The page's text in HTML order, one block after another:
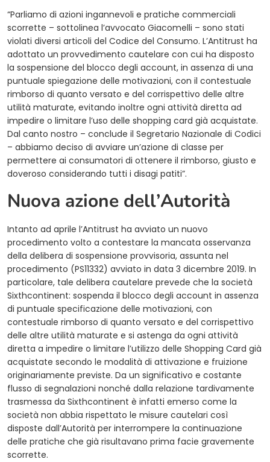
“Parliamo di azioni ingannevoli e pratiche commerciali
scorrette – sottolinea l’avvocato Giacomelli – sono stati
violati diversi articoli del Codice del Consumo. L’Antitrust ha
adottato un provvedimento cautelare con cui ha disposto
la sospensione del blocco degli account, in assenza di una
puntuale spiegazione delle motivazioni, con il contestuale
rimborso di quanto versato e del corrispettivo delle altre
utilità maturate, evitando inoltre ogni attività diretta ad
impedire o limitare l’uso delle shopping card già acquistate.
Dal canto nostro – conclude il Segretario Nazionale di Codici
– abbiamo deciso di avviare un’azione di classe per
permettere ai consumatori di ottenere il rimborso, giusto e
doveroso considerando tutti i disagi patiti”.
Nuova azione dell’Autorità
Intanto ad aprile l’Antitrust ha avviato un nuovo
procedimento volto a contestare la mancata osservanza
della delibera di sospensione provvisoria, assunta nel
procedimento (PS11332) avviato in data 3 dicembre 2019. In
particolare, tale delibera cautelare prevede che la società
Sixthcontinent: sospenda il blocco degli account in assenza
di puntuale specificazione delle motivazioni, con
contestuale rimborso di quanto versato e del corrispettivo
delle altre utilità maturate e si astenga da ogni attività
diretta a impedire o limitare l’utilizzo delle Shopping Card già
acquistate secondo le modalità di attivazione e fruizione
originariamente previste. Da un significativo e costante
flusso di segnalazioni nonché dalla relazione tardivamente
trasmessa da Sixthcontinent è infatti emerso come la
società non abbia rispettato le misure cautelari così
disposte dall’Autorità per interrompere la continuazione
delle pratiche che già risultavano prima facie gravemente
scorrette.